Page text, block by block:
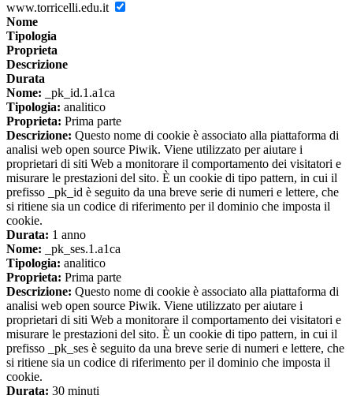
www.torricelli.edu.it
Nome
Tipologia
Proprieta
Descrizione
Durata
Nome: _pk_id.1.a1ca
Tipologia: analitico
Proprieta: Prima parte
Descrizione: Questo nome di cookie è associato alla piattaforma di
analisi web open source Piwik. Viene utilizzato per aiutare i
proprietari di siti Web a monitorare il comportamento dei visitatori e
misurare le prestazioni del sito. È un cookie di tipo pattern, in cui il
prefisso _pk_id è seguito da una breve serie di numeri e lettere, che
si ritiene sia un codice di riferimento per il dominio che imposta il
cookie.
Durata: 1 anno
Nome: _pk_ses.1.a1ca
Tipologia: analitico
Proprieta: Prima parte
Descrizione: Questo nome di cookie è associato alla piattaforma di
analisi web open source Piwik. Viene utilizzato per aiutare i
proprietari di siti Web a monitorare il comportamento dei visitatori e
misurare le prestazioni del sito. È un cookie di tipo pattern, in cui il
prefisso _pk_ses è seguito da una breve serie di numeri e lettere, che
si ritiene sia un codice di riferimento per il dominio che imposta il
cookie.
Durata: 30 minuti